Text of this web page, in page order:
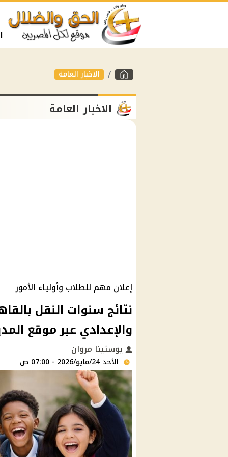
الاخبار العامة
الاخبار العامة
إعلان مهم للطلاب وأولياء الأمور
نتائج سنوات النقل
والإعدادي عبر موقع
يوستينا مروان
الأحد 24/مايو/2026 - 07:00 ص